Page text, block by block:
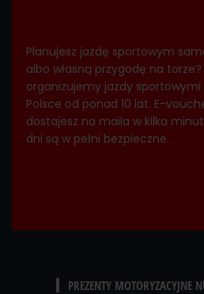
Planujesz jazdę sportowym
albo własną przygodę na
organizujemy jazdy sportowymi
Polsce od ponad 10 lat. E-
dostajesz na maila w kilka
dni są w pełni bezpieczne.
PREZENTY MOTORYZACYJNE